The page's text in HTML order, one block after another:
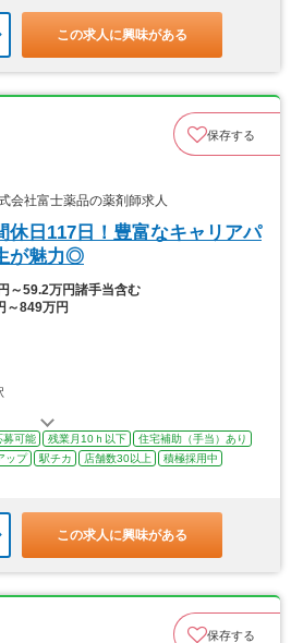
この求人に興味がある
保存する
社富士薬品の薬剤師求人
休日117日！豊富なキャリアパ
が魅力◎
～59.2万円諸手当含む
～849万円
募可能 残業月10ｈ以下
住宅補助（手当）あり
ップ 駅チカ 店舗数30以上
積極採用中
この求人に興味がある
保存する